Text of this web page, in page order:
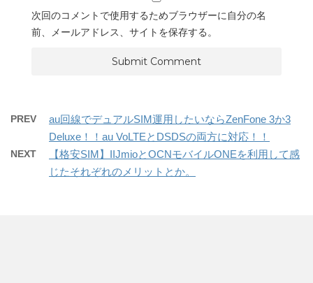
次回のコメントで使用するためブラウザーに自分の名
前、メールアドレス、サイトを保存する。
PREV
au回線でデュアルSIM運用したいならZenFone 3か3
Deluxe！！au VoLTEとDSDSの両方に対応！！
NEXT
【格安SIM】IIJmioとOCNモバイルONEを利用して感
じたそれぞれのメリットとか。